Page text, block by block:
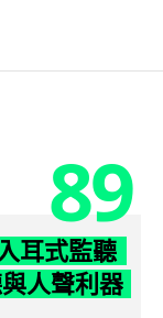
89
耳式監聽
人聲利器